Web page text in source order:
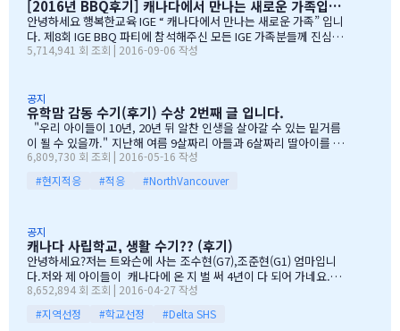
다. 유학맘이야기에 댓글이 27 이였지만, 참석해주시는 학부모
님들은 50분이 넘으셔서, 처음 오픈닝때 당황스러웠지만요~~ 바
쁘신 와중에 참석해주신 [TD은행,오경호부동산,웨스트캐나다종
합보험,캐나다쉬핑(코쉽해운),한인모터스]VERY 감사드리며, 언제
데 불편한거 없이 꼼꼼히 준비하시기 바라며, 내일이면 아마도 무
한의 카톡 및 연락이 오지않을까 생각이 …
[2016년 BBQ후기] 캐나다에서 만나는 새로운 가족입니다
안녕하세요 행복한교육 IGE “ 캐나다에서 만나는 새로운 가족” 입니
다. 제8회 IGE BBQ 파티에 참석해주신 모든 IGE 가족분들께 진심으
로 감사드립니다. 오전에 비가 와서 걱정 또 걱정을 하였지만, 어느
전부터 차근 차근 준비하엿습니다. 많은 IGE 가족분들께서 참석해주
셧으며,(총114가족) 노스밴쿠버,랭리교육청 교육감님들께서도 참석
해주셧습니다. 11시30분부터 오픈닝을 시작하엿고, 12시부터 BBQ
파티 시작으로 START 하엿지요. 그 다음 자녀학생들을 위하여 보물
찻기 그리고 Q & A 를 시작으로 학부모님들께 답을 마추신 분들께 선
물을 증정하는 즐거운 시간을 가져습니다. 매년 여름마다 BBQ 파티
를 진행하면서 시간이 정말 빨리 가는구나 생각이 듭니다. 맨처음…
5,714,941 회 조회 | 2016-09-06 작성
공지
유학맘 감동 수기(후기) 수상 2번째 글 입니다.
"우리 아이들이 10년, 20년 뒤 알찬 인생을 살아갈 수 있는 밑거름
이 될 수 있을까." 지난해 여름 9살짜리 아들과 6살짜리 딸아이를 데
리고 캐나다 밴쿠버로 조기유학을 떠날 결심을 했을 때, 매일밤 떠오
르는 고민이었습니다. 지난 10여년동안 부모님과 함께 삼대가 살아
왔기에 고민은 더욱 컸습니다. 가족이 떨어져 지내는 시간을 나이 드
遷之敎, 맹자의 어머니가 자식을 위해 세 번 이사했다는 뜻)는 못할
망정, 조금이라도 기회가 있을 때 망설이지 말라"는 말로 오히려 제
등을 떠미셨습니다. 경제적인 여건이 딱히 좋은 것도 아니었습니다.
유학비용도 평소 한국에서 들어가던 교육비에 생활비가 조금 더 들어
가는 수준으로 잡았습니다. 자린고비 정신으로 단단히 무장을 했지
요. 어찌보면 단순무식하게 "영어도 배우고 아이들이 살아…
6,809,730 회 조회 | 2016-05-16 작성
#현지적응
#적응 #NorthVancouver
공지
캐나다 사립학교, 생활 수기?? (후기)
안녕하세요?저는 트와슨에 사는 조수현(G7),조준현(G1) 엄마입니
다.저와 제 아이들이 캐나다에 온 지 벌 써 4년이 다 되어 가네요.이
렇게 오래 있게 된 이유는 단 하나 너무 좋아서 입니다.철새도래지 바
다도 가까이 있고 조용하고 제 아이들이 다니는 학교도 너무 좋습니
다.백인 비율도 높고요.ㅎㅎ제가 가장 만족도가 높았던 높게 생각 하
8,652,894 회 조회 | 2016-04-27 작성
#지역선정
#학교선정 #Delta SHS